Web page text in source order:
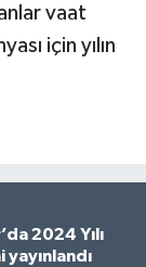
vaat
için yılın
2024 Yılı